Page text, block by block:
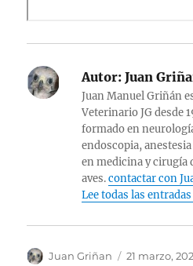
Autor: Juan
Juan Manuel Griñán
Veterinario JG desde
formado en
endoscopia,
en medicina y cirugía
aves.contactar con
Lee todas las
Autor
Juan Griñan
Publicado
21 marzo,